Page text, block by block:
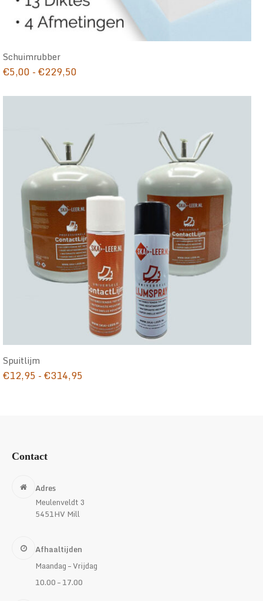
Schuimrubber
€5,00 -€229,50
tot
Spuitlijm
€12,95 -€314,95
Contact
Adres
Meulenveldt 3
5451HV Mill
Afhaaltijden
Maandag – Vrijdag
10.00 – 17.00